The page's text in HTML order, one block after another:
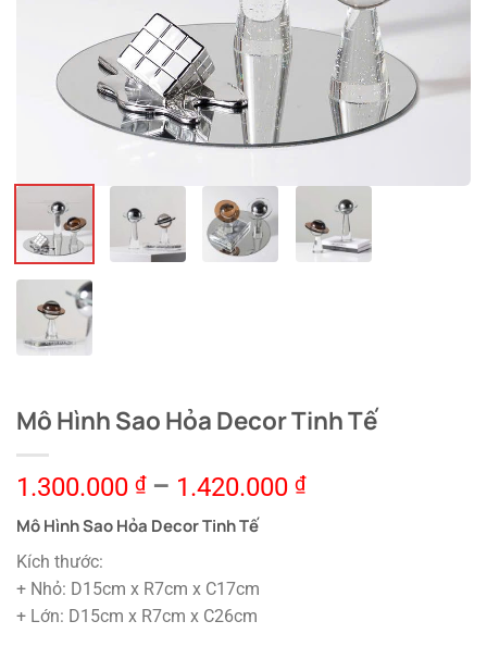
Mô Hình Sao Hỏa Decor Tinh Tế
1.300.000 ₫– 1.420.000 ₫
Mô Hình Sao Hỏa Decor Tinh Tế
Kích thước:
+ Nhỏ: D15cm x R7cm x C17cm
+ Lớn: D15cm x R7cm x C26cm